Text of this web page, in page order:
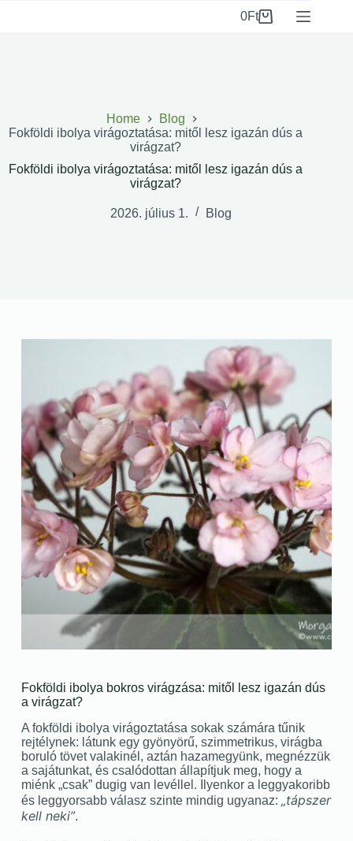
0Ft
Home
Blog
Fokföldi ibolya virágoztatása: mitől lesz igazán dús a
virágzat?
Fokföldi ibolya virágoztatása: mitől lesz igazán dús a
virágzat?
2026. július 1. Blog
Fokföldi ibolya bokros virágzása: mitől lesz igazán dús
a virágzat?
A fokföldi ibolya virágoztatása sokak számára tűnik
rejtélynek: látunk egy gyönyörű, szimmetrikus, virágba
boruló tövet valakinél, aztán hazamegyünk, megnézzük
a sajátunkat, és csalódottan állapítjuk meg, hogy a
miénk „csak” dugig van levéllel. Ilyenkor a leggyakoribb
és leggyorsabb válasz szinte mindig ugyanaz: „tápszer
kell neki”.